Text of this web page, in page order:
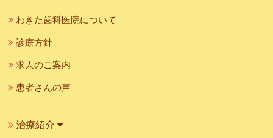
わきた歯科医院について
診療方針
求人のご案内
患者さんの声
治療紹介